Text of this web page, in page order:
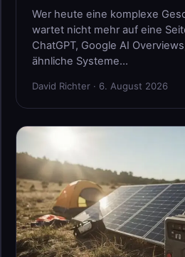
Wer heute eine komplexe
wartet nicht mehr auf eine
ChatGPT, Google AI
ähnliche Systeme…
David Richter · 6. August 2026